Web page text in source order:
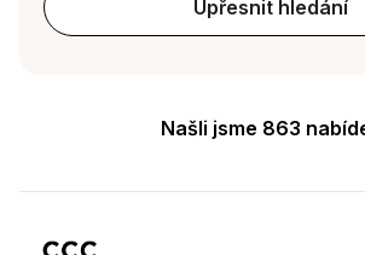
Upřesnit hledání
Našli jsme 863